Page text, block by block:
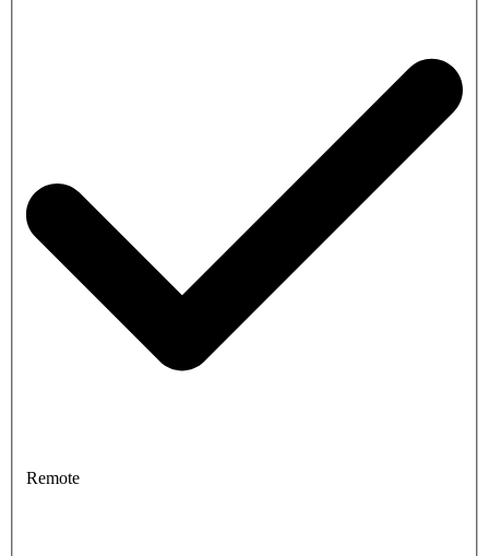
Remote